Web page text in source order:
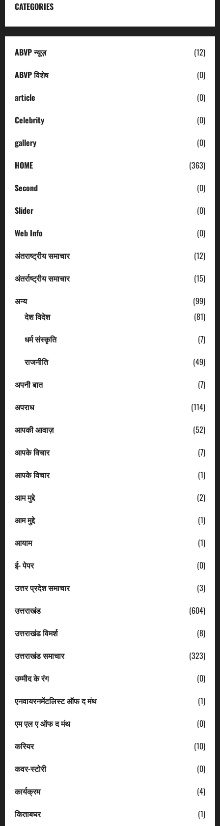
CATEGORIES
ABVP न्यूज़
(12)
ABVP विशेष
(0)
article
(0)
Celebrity
(0)
gallery
(0)
HOME
(363)
Second
(0)
Slider
(0)
Web Info
(0)
अंतराष्ट्रीय समाचार
(12)
अंतर्राष्ट्रीय समाचार
(15)
अन्य
(99)
देश विदेश
(81)
धर्म संस्कृति
(7)
राजनीति
(49)
अपनी बात
(7)
अपराध
(114)
आपकी आवाज़
(52)
आपके विचार
(7)
आपके विचार
(1)
आम मुद्दे
(2)
आम मुद्दे
(1)
आयाम
(1)
ई- पेपर
(0)
उत्तर प्रदेश समाचार
(3)
उत्तराखंड
(604)
उत्तराखंड विमर्श
(8)
उत्तराखंड समाचार
(323)
उम्मीद के रंग
(0)
एनवायरनमेंटलिस्ट ऑफ द मंथ
(1)
एम एल ए ऑफ द मंथ
(0)
करियर
(10)
कवर-स्टोरी
(0)
कार्यक्रम
(4)
किताबघर
(1)